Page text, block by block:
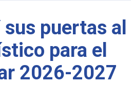
puertas al
para el
2026-2027